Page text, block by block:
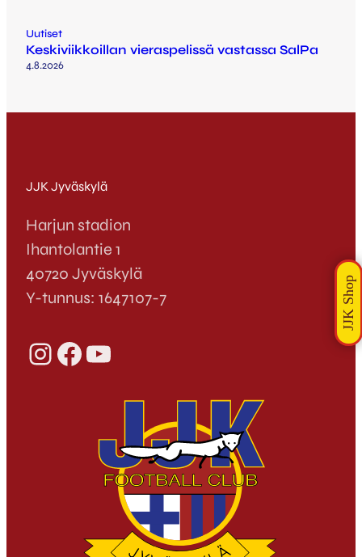
Uutiset
Keskiviikkoillan vieraspelissä vastassa SalPa
4.8.2026
JJK Jyväskylä
Harjun stadion
Ihantolantie 1
40720 Jyväskylä
Y-tunnus: 1647107-7
InstagramFacebook YouTube